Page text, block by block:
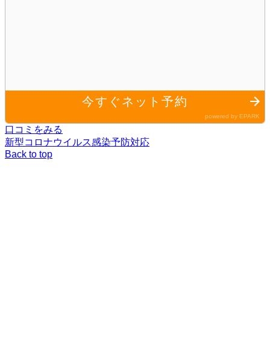
口コミをみる
新型コロナウイルス感染予防対応
Back to top